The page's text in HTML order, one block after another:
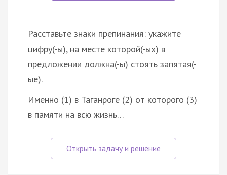
Расставьте знаки препинания: укажите
цифру(-ы), на месте которой(-ых) в
предложении должна(-ы) стоять запятая(-
ые).
Именно (1) в Таганроге (2) от которого (3)
в памяти на всю жизнь…